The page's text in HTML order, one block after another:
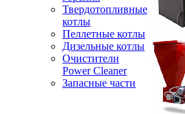
Твердотопливные
котлы
Пеллетные котлы
Дизельные котлы
Очистители
Power Cleaner
Запасные части